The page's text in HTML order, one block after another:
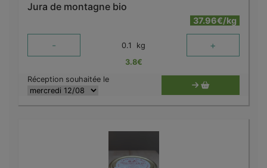
Jura de montagne bio
37.96€/kg
- 0.1 kg +
3.8€
Réception souhaitée le